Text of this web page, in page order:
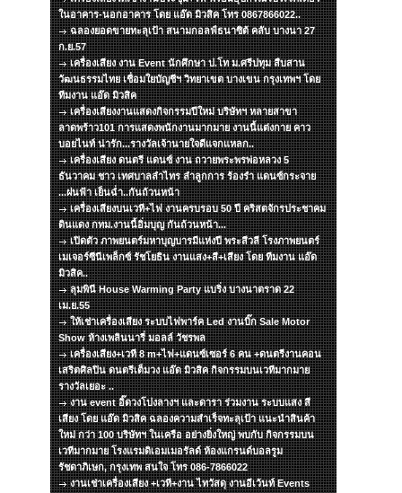
ในอาคาร-นอกอาคาร โดย แอ๊ด มิวสิค โทร 0867866022..
ฉลองยอดขายทะลุเป้า สนามกอลฟ์ธนาซิต้ คลับ บางนา 27
ก.ย.57
เครื่องเสียง งาน Event นักศึกษา ป.โท ม.ศรีปทุม สืบสาน
วัฒนธรรมไทย เชื่อมใยบัญชีฯ วิทยาเขต บางเขน กรุงเทพฯ โดย
ทีมงาน แอ๊ด มิวสิค
เครื่องเสียงงานแสดงกิจกรรมปีใหม่ บริษัทฯ หลายสาขา
ลาดพร้าว101 การแสดงพนักงานมากมาย งานนี้แต่งกาย คาว
บอยไนท์ น่ารัก...รางวัลเจ้านายใจดีแจกแหลก..
เครื่องเสียง ดนตรี แดนซ์ งาน ถวายพระพรพ่อหลวง 5
ธันวาคม ชาว เทศบาลลำไทร ลำลูกการ ร้องรำ แดนซ์กระจาย
...ฝนฟ้า เย็นฉ่ำ..กันถ้วนหน้า
เครื่องเสียงบนเวที+ไฟ งานครบรอบ 50 ปี คริสตจักรประชาคม
ดินแดง กทม.งานนี้อิ่มบุญ กันถ้วนหน้า...
เปิดตัว ภาพยนตร์มหาบุญบารมีแห่งปี พระสีวลี โรงภาพยนตร์
เมเจอร์ซีนีเพล็กซ์ รัชโยธิน งานแสง+สี+เสียง โดย ทีมงาน แอ๊ด
มิวสิค..
ลุมพินี House Warming Party แบริ่ง บางนาตราด 22
เม.ย.55
ให้เช่าเครื่องเสียง ระบบไฟพาร์ค Led งานบิ๊ก Sale Motor
Show ห้างเพลินนารี่ มอลล์ วัชรพล
เครื่องเสียง+เวที 8 m+ไฟ+แดนซ์เซอร์ 6 คน +ดนตรีงานคอน
เสริตศิลปิน ดนตรีเต็มวง แอ๊ด มิวสิค กิจกรรมบนเวทีมากมาย
รางวัลเยอะ ..
งาน event อิ๊ดวงโปงลางฯ และดารา ร่วมงาน ระบบแสง สี
เสียง โดย แอ๊ด มิวสิค ฉลองความสำเร็จทะลุเป้า แนะนำสินค้า
ใหม่ กว่า 100 บริษัทฯ ในเครือ อย่างยิ่งใหญ่ พบกับ กิจกรรมบน
เวทีมากมาย โรงแรมดิเอมเมอรัลด์ ห้องแกรนด์บอลรูม
รัชดาภิเษก, กรุงเทพ สนใจ โทร 086-7866022
งานเช่าเครื่องเสียง +เวที+งาน ไทวัสดุ งานอีเว้นท์ Events